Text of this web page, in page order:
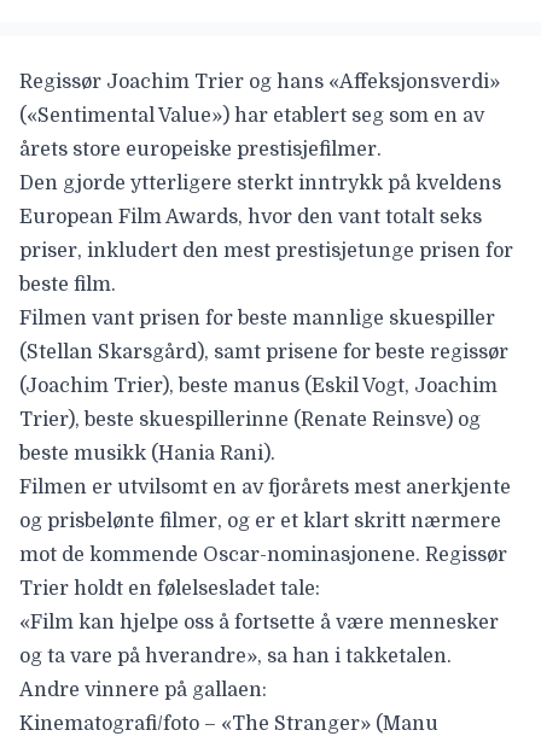
Regissør Joachim Trier og hans «Affeksjonsverdi»
(«Sentimental Value») har etablert seg som en av
årets store europeiske prestisjefilmer.
Den gjorde ytterligere sterkt inntrykk på kveldens
European Film Awards, hvor den vant totalt seks
priser, inkludert den mest prestisjetunge prisen for
beste film.
Filmen vant prisen for beste mannlige skuespiller
(Stellan Skarsgård), samt prisene for beste regissør
(Joachim Trier), beste manus (Eskil Vogt, Joachim
Trier), beste skuespillerinne (Renate Reinsve) og
beste musikk (Hania Rani).
Filmen er utvilsomt en av fjorårets mest anerkjente
og prisbelønte filmer, og er et klart skritt nærmere
mot de kommende Oscar-nominasjonene. Regissør
Trier holdt en følelsesladet tale:
«Film kan hjelpe oss å fortsette å være mennesker
og ta vare på hverandre», sa han i takketalen.
Andre vinnere på gallaen:
Kinematografi/foto – «The Stranger» (Manu